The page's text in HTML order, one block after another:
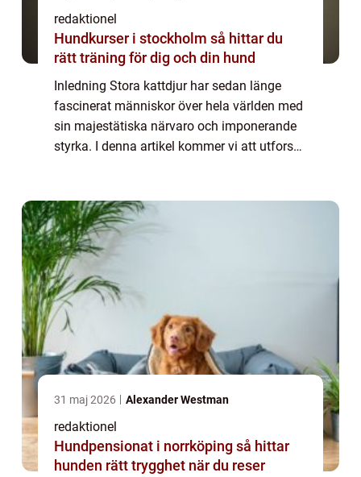
redaktionel
Hundkurser i stockholm så hittar du
rätt träning för dig och din hund
Inledning Stora kattdjur har sedan länge
fascinerat människor över hela världen med
sin majestätiska närvaro och imponerande
styrka. I denna artikel kommer vi att utforska
31 maj 2026 Alexander Westman
redaktionel
Hundpensionat i norrköping så hittar
hunden rätt trygghet när du reser